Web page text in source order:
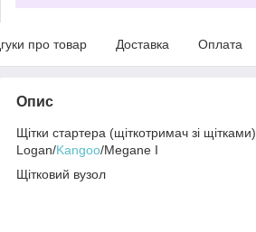
про товар Доставка Оплата
Опис
Щітки стартера (щіткотримач зі щітками)
Logan/Kangoo/Megane I
Щітковий вузол